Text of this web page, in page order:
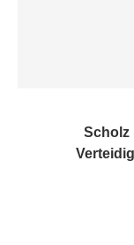
Scholz